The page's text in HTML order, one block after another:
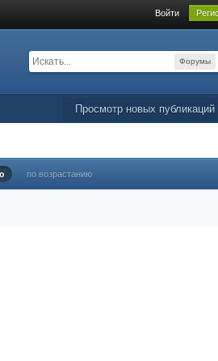
Войти
Форумы
Просмотр новых публикаций
по возрастанию